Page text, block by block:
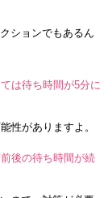
ションでもあるん
は待ち時間が5分に
性がありますよ。
後の待ち時間が続